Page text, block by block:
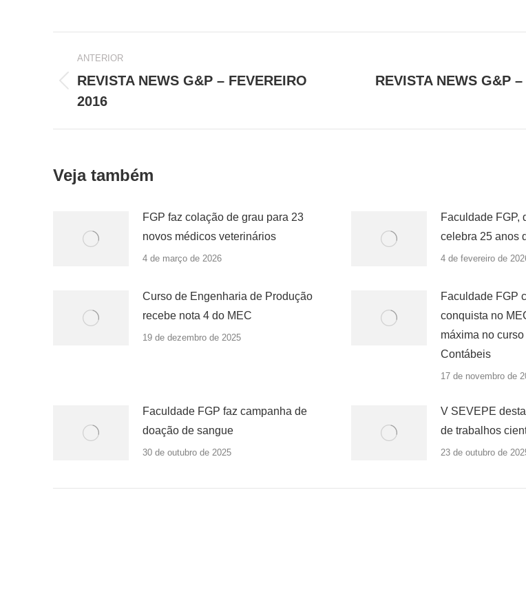
de
post:
ANTERIOR
Post
anterior:
REVISTA NEWS G&P – FEVEREIRO
2016
Próximo
REVISTA NEWS G&P
Veja também
FGP faz colação de grau para 23
novos médicos veterinários
4 de março de 2026
Faculdade FGP,
celebra 25 anos
4 de fevereiro de
Curso de Engenharia de Produção
recebe nota 4 do MEC
19 de dezembro de 2025
Faculdade FGP
conquista no
máxima no
Contábeis
17 de novembro de
Faculdade FGP faz campanha de
doação de sangue
30 de outubro de 2025
V SEVEPE
de trabalhos
23 de outubro de